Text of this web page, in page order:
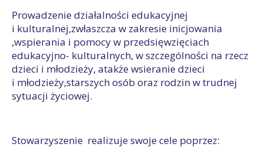
Prowadzenie działalności edukacyjnej
i kulturalnej,zwłaszcza w zakresie inicjowania
,wspierania i pomocy w przedsięwzięciach
edukacyjno- kulturalnych, w szczególności na rzecz
dzieci i młodzieży, atakże wsieranie dzieci
i młodzieży,starszych osób oraz rodzin w trudnej
sytuacji życiowej.
Stowarzyszenie realizuje swoje cele poprzez: